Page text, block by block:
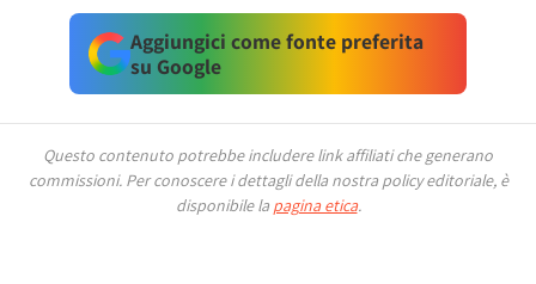
Aggiungici come fonte preferita
su Google
Questo contenuto potrebbe includere link affiliati che generano
commissioni. Per conoscere i dettagli della nostra policy editoriale, è
disponibile la pagina etica.